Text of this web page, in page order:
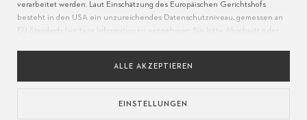
verarbeitet werden. Laut Einschätzung des Europäischen Gerichtshofs
besteht in den USA ein unzureichendes Datenschutzniveau, gemessen an
EU-Standards (weitere Informationen entnehmen Sie bitte Abschnitt 9 der
nicht wie oben beschrieben in die USA übermittelt werden.
ALLE AKZEPTIEREN
EINSTELLUNGEN